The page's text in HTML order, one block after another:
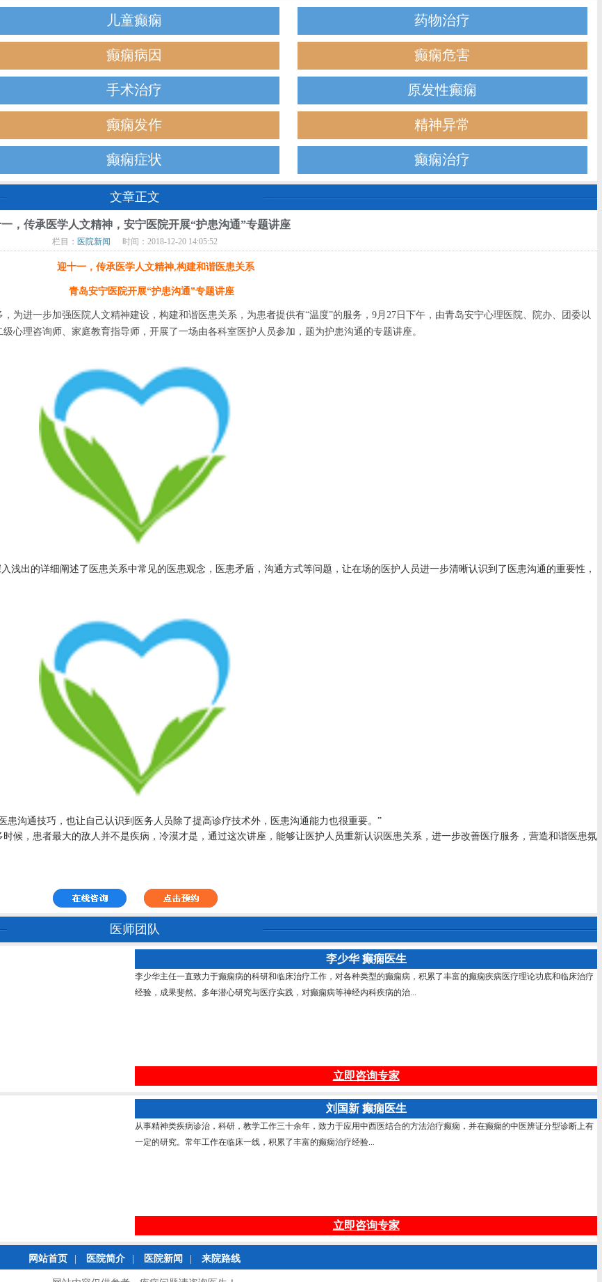
儿童癫痫 药物治疗
癫痫病因 癫痫危害
手术治疗 原发性癫痫
癫痫发作 精神异常
癫痫症状 癫痫治疗
文章正文
，传承医学人文精神，安宁医院开展“护患沟通”专题讲座
栏目： 医院新闻 时间：2018-12-20 14:05:52
迎十一，传承医学人文精神,构建和谐医患关系
青岛安宁医院开展“护患沟通”专题讲座
进一步加强医院人文精神建设，构建和谐医患关系，为患者提供有“温度”的服务，9月27日下午，由青岛安宁心理医院、院办、团委以
心理咨询师、家庭教育指导师，开展了一场由各科室医护人员参加，题为护患沟通的专题讲座。
出的详细阐述了医患关系中常见的医患观念，医患矛盾，沟通方式等问题，让在场的医护人员进一步清晰认识到了医患沟通的重要性，
沟通技巧，也让自己认识到医务人员除了提高诊疗技术外，医患沟通能力也很重要。”
，患者最大的敌人并不是疾病，冷漠才是，通过这次讲座，能够让医护人员重新认识医患关系，进一步改善医疗服务，营造和谐医患氛
医师团队
李少华 癫痫医生
李少华主任一直致力于癫痫病的科研和临床治疗工作，对各种类型的癫痫病，积累了丰富的癫痫疾病医疗理论功底和临床治疗
经验，成果斐然。多年潜心研究与医疗实践，对癫痫病等神经内科疾病的治...
立即咨询专家
刘国新 癫痫医生
从事精神类疾病诊治，科研，教学工作三十余年，致力于应用中西医结合的方法治疗癫痫，并在癫痫的中医辨证分型诊断上有
一定的研究。常年工作在临床一线，积累了丰富的癫痫治疗经验...
立即咨询专家
网站首页 | 医院简介 | 医院新闻 | 来院路线